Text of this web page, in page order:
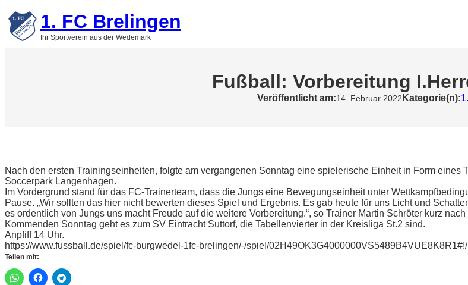
Zum
Inhalt
springen1. FC Brelingen
Ihr Sportverein aus der Wedemark
Fußball: Vorbereitung
Veröffentlicht am:14. Februar 2022 Kategorie(n):
Nach den ersten Trainingseinheiten, folgte am vergangenen Sonntag eine spielerische Einheit in Form eines
Soccerpark Langenhagen.
Im Vordergrund stand für das FC-Trainerteam, dass die Jungs eine Bewegungseinheit unter
Pause. „Wir sollten das hier nicht bewerten dieses Spiel und Ergebnis. Es gab heute für uns Licht und
es ordentlich von Jungs uns macht Freude auf die weitere Vorbereitung.“, so Trainer Martin Schröter kurz
Kommenden Sonntag geht es zum SV Eintracht Suttorf, die Tabellenvierter in der Kreisliga St.2 sind.
Anpfiff 14 Uhr.
https://www.fussball.de/spiel/fc-burgwedel-1fc-brelingen/-/spiel/02H49OK3G4000000VS5489B4VUE8K8R1#!/
Teilen mit: